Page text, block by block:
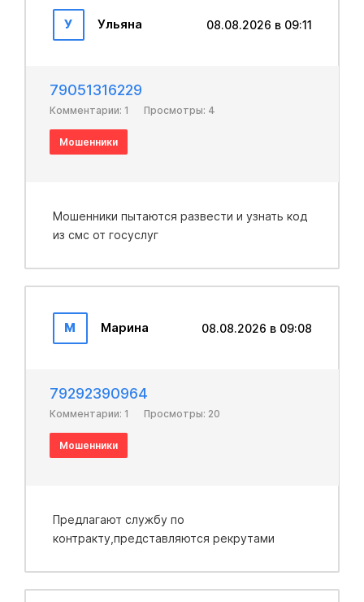
У Ульяна 08.08.2026 в 09:11
79051316229
Комментарии: 1 Просмотры: 4
Мошенники
Мошенники пытаются развести и узнать код
из смс от госуслуг
М Марина 08.08.2026 в 09:08
79292390964
Комментарии: 1 Просмотры: 20
Мошенники
Предлагают службу по
контракту,представляются рекрутами